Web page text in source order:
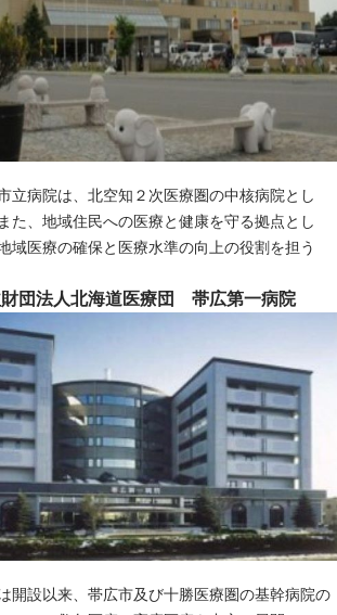
立病院は、北空知２次医療圏の中核病院とし
た、地域住民への医療と健康を守る拠点とし
域医療の確保と医療水準の向上の役割を担う
団法人北海道医療団 帯広第一病院
開設以来、帯広市及び十勝医療圏の基幹病院の